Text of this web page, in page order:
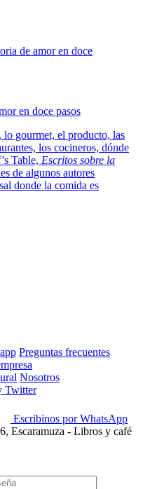
en doce pasos
gourmet, el producto, las
los cocineros, dónde
Table, Escritos sobre la
de algunos autores
donde la comida es
Preguntas frecuentes
Nosotros
Twitter
Escribinos por WhatsApp
Escaramuza - Libros y café